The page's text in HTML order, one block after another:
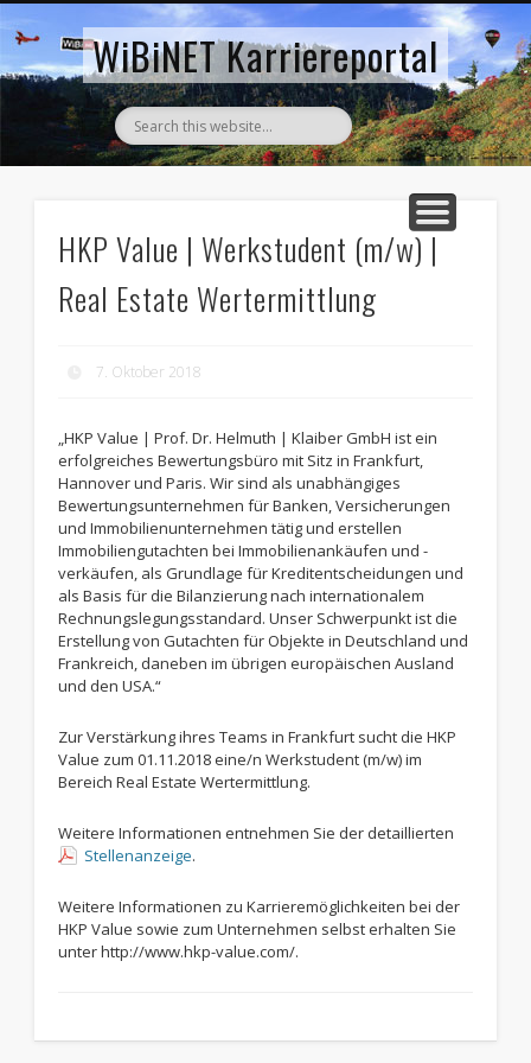
WiBiNET Karriereportal
AKTUELLE STELLENANZEIGEN
ZURÜCK ZUM WIBINET
HKP Value | Werkstudent (m/w) |
Real Estate Wertermittlung
7. Oktober 2018
„HKP Value | Prof. Dr. Helmuth | Klaiber GmbH ist ein
erfolgreiches Bewertungsbüro mit Sitz in Frankfurt,
Hannover und Paris. Wir sind als unabhängiges
Bewertungsunternehmen für Banken, Versicherungen
und Immobilienunternehmen tätig und erstellen
Immobiliengutachten bei Immobilienankäufen und -
verkäufen, als Grundlage für Kreditentscheidungen und
als Basis für die Bilanzierung nach internationalem
Rechnungslegungsstandard. Unser Schwerpunkt ist die
Erstellung von Gutachten für Objekte in Deutschland und
Frankreich, daneben im übrigen europäischen Ausland
und den USA.“
Zur Verstärkung ihres Teams in Frankfurt sucht die HKP
Value zum 01.11.2018 eine/n Werkstudent (m/w) im
Bereich Real Estate Wertermittlung.
Weitere Informationen entnehmen Sie der detaillierten
Stellenanzeige.
Weitere Informationen zu Karrieremöglichkeiten bei der
HKP Value sowie zum Unternehmen selbst erhalten Sie
unter http://www.hkp-value.com/.